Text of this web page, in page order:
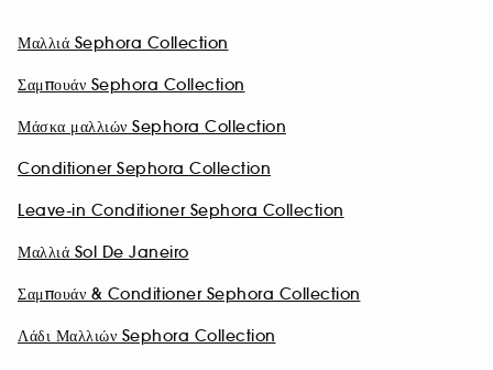
Μαλλιά Sephora Collection
Σαμπουάν Sephora Collection
Μάσκα μαλλιών Sephora Collection
Conditioner Sephora Collection
Leave-in Conditioner Sephora Collection
Μαλλιά Sol De Janeiro
Σαμπουάν & Conditioner Sephora Collection
Λάδι Μαλλιών Sephora Collection